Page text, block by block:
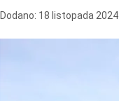
Dodano: 18 listopada 2024